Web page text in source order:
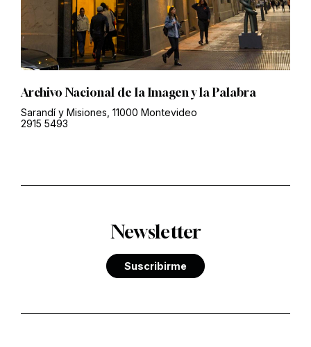
Archivo Nacional de la Imagen y la Palabra
Sarandí y Misiones, 11000 Montevideo
2915 5493
Newsletter
Suscribirme